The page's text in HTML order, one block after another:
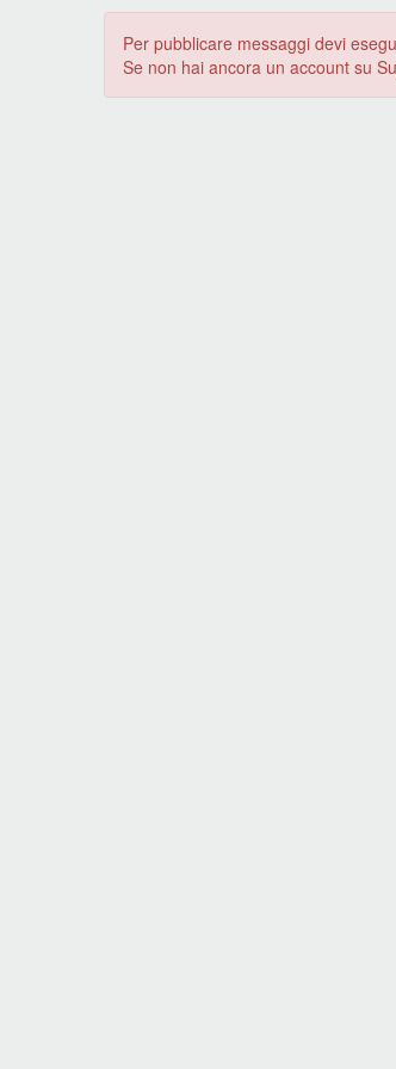
Per pubblicare messaggi devi
Se non hai ancora un account su